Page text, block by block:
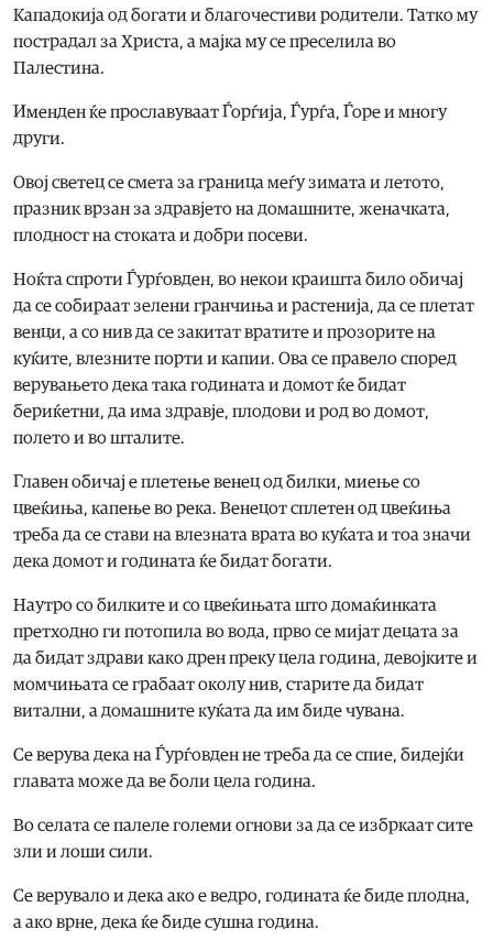
Кападокија од богати и благочестиви родители. Татко му
пострадал за Христа, а мајка му се преселила во
Палестина.
Именден ќе прославуваат Ѓорѓија, Ѓурѓа, Ѓоре и многу
други.
Овој светец се смета за граница меѓу зимата и летото,
празник врзан за здравјето на домашните, женачката,
плодност на стоката и добри посеви.
Ноќта спроти Ѓурѓовден, во некои краишта било обичај
да се собираат зелени гранчиња и растенија, да се плетат
венци, а со нив да се закитат вратите и прозорите на
куќите, влезните порти и капии. Ова се правело според
верувањето дека така годината и домот ќе бидат
бериќетни, да има здравје, плодови и род во домот,
полето и во шталите.
Главен обичај е плетење венец од билки, миење со
цвеќиња, капење во река. Венецот сплетен од цвеќиња
треба да се стави на влезната врата во куќата и тоа значи
дека домот и годината ќе бидат богати.
Наутро со билките и со цвеќињата што домаќинката
претходно ги потопила во вода, прво се мијат децата за
да бидат здрави како дрен преку цела година, девојките и
момчињата се грабаат околу нив, старите да бидат
витални, а домашните куќата да им биде чувана.
Се верува дека на Ѓурѓовден не треба да се спие, бидејќи
главата може да ве боли цела година.
Во селата се палеле големи огнови за да се избркаат сите
зли и лоши сили.
Се верувало и дека ако е ведро, годината ќе биде плодна,
а ако врне, дека ќе биде сушна година.